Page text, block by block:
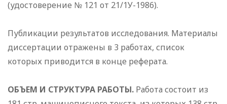
(удостоверение № 121 от 21/1У-1986).
Публикации результатов исследования. Материалы
диссертации отражены в 3 работах, список
которых приводится в конце реферата.
ОБЪЕМ И СТРУКТУРА РАБОТЫ. Работа состоит из